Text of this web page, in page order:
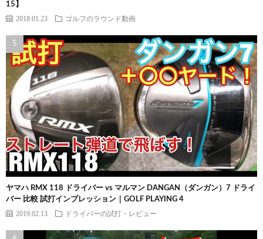
15】
2018.01.23 ゴルフのラウンド動画
ヤマハ RMX 118 ドライバー vs マルマン DANGAN（ダンガン）7 ドライ
バー 比較 試打インプレッション｜GOLF PLAYING 4
2019.02.13 ドライバーの試打・レビュー